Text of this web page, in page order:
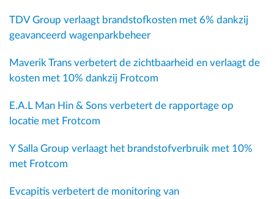
TDV Group verlaagt brandstofkosten met 6% dankzij
geavanceerd wagenparkbeheer
Maverik Trans verbetert de zichtbaarheid en verlaagt de
kosten met 10% dankzij Frotcom
E.A.L Man Hin & Sons verbetert de rapportage op
locatie met Frotcom
Y Salla Group verlaagt het brandstofverbruik met 10%
met Frotcom
Evcapitis verbetert de monitoring van